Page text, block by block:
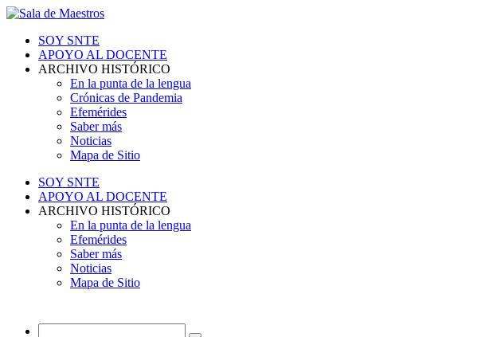
SOY SNTE
APOYO AL DOCENTE
ARCHIVO HISTÓRICO
En la punta de la lengua
Crónicas de Pandemia
Efemérides
Saber más
Noticias
Mapa de Sitio
SOY SNTE
APOYO AL DOCENTE
ARCHIVO HISTÓRICO
En la punta de la lengua
Efemérides
Saber más
Noticias
Mapa de Sitio